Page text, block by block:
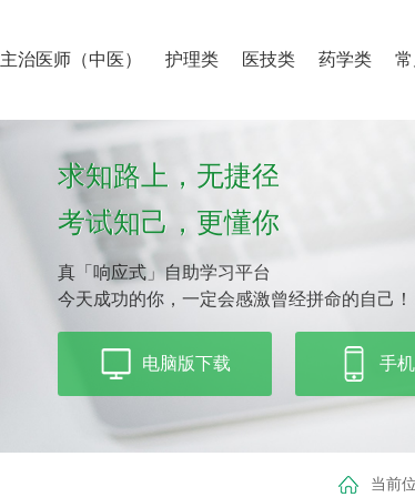
主治医师（中医） 护理类 医技类 药学类
求知路上，无捷径
考试知己，更懂你
真「响应式」自助学习平台
今天成功的你，一定会感激曾经拼命的自己！
电脑版下载 手
当前